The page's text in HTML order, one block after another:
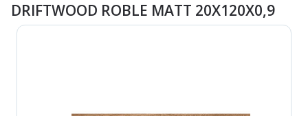
DRIFTWOOD ROBLE MATT 20X120X0,9